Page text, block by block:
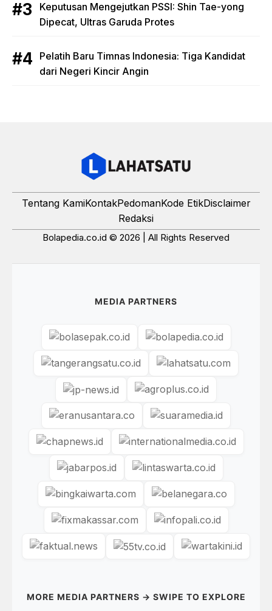
Keputusan Mengejutkan PSSI: Shin Tae-yong
Dipecat, Ultras Garuda Protes
Pelatih Baru Timnas Indonesia: Tiga Kandidat
dari Negeri Kincir Angin
Tentang KamiKontakPedomanKode EtikDisclaimer
Redaksi
Bolapedia.co.id © 2026 | All Rights Reserved
MEDIA PARTNERS
MORE MEDIA PARTNERS → SWIPE TO EXPLORE